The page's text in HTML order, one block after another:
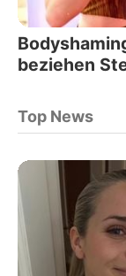
beziehen
Top News